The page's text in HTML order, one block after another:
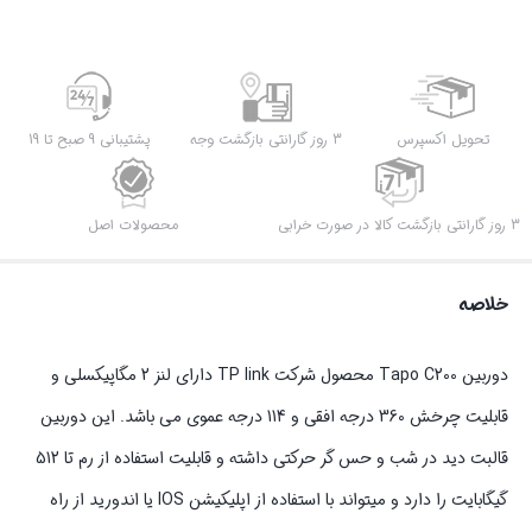
تحویل اکسپرس 3 روز گارانتی بازگشت وجه پشتیبانی 9 صبح تا 19
3 روز گارانتی بازگشت کالا در صورت خرابی محصولات اصل
خلاصه
دوربین Tapo C200 محصول شرکت TP link دارای لنز 2 مگاپیکسلی و
قابلیت چرخش 360 درجه افقی و 114 درجه عموی می باشد. این دوربین
قالبت دید در شب و حس گر حرکتی داشته و قابلیت استفاده از رم تا 512
گیگابایت را دارد و میتواند با استفاده از اپلیکیشن IOS یا اندورید از راه